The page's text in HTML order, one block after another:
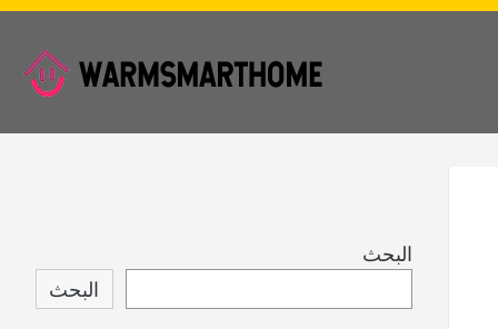
Skip
footer
البحث
البحث